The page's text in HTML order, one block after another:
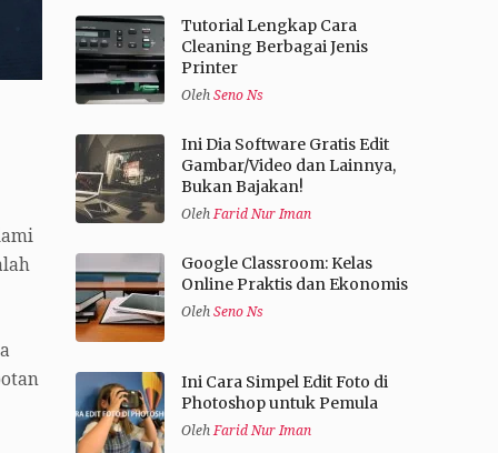
Tutorial Lengkap Cara
Cleaning Berbagai Jenis
Printer
Oleh Seno Ns
Ini Dia Software Gratis Edit
Gambar/Video dan Lainnya,
Bukan Bajakan!
OlehFarid Nur Iman
Google Classroom: Kelas
Online Praktis dan Ekonomis
Oleh Seno Ns
Ini Cara Simpel Edit Foto di
Photoshop untuk Pemula
OlehFarid Nur Iman